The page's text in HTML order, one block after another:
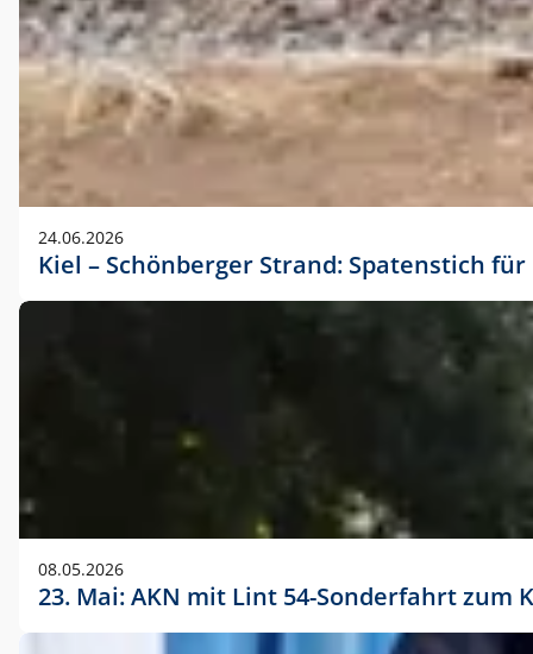
24.06.2026
Kiel – Schönberger Strand: Spatenstich
08.05.2026
23. Mai: AKN mit Lint 54-Sonderfahrt